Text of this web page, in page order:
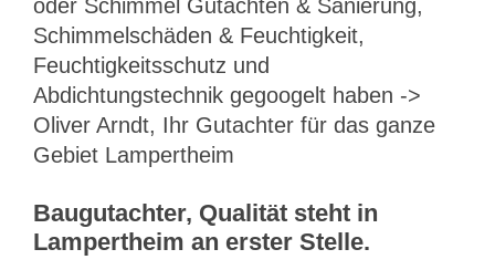
oder Schimmel Gutachten & Sanierung,
Schimmelschäden & Feuchtigkeit,
Feuchtigkeitsschutz und
Abdichtungstechnik gegoogelt haben ->
Oliver Arndt, Ihr Gutachter für das ganze
Gebiet Lampertheim
Baugutachter, Qualität steht in
Lampertheim an erster Stelle.